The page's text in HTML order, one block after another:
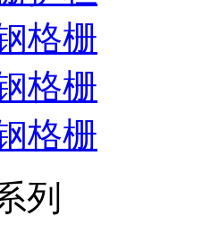
格栅
格栅
格栅
列